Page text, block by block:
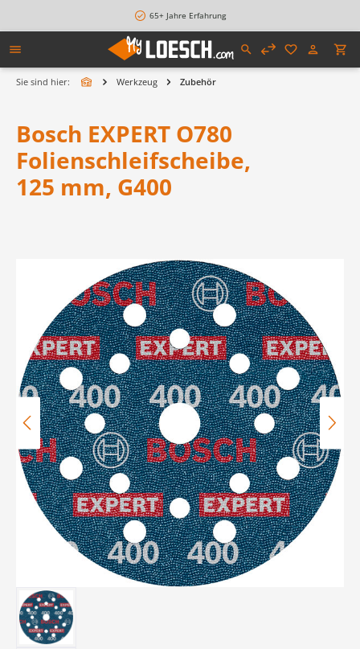
65+ Jahre Erfahrung
Sie sind hier: Werkzeug Zubehör
Bosch EXPERT O780
Folienschleifscheibe,
125 mm, G400
Bildergalerie überspringen